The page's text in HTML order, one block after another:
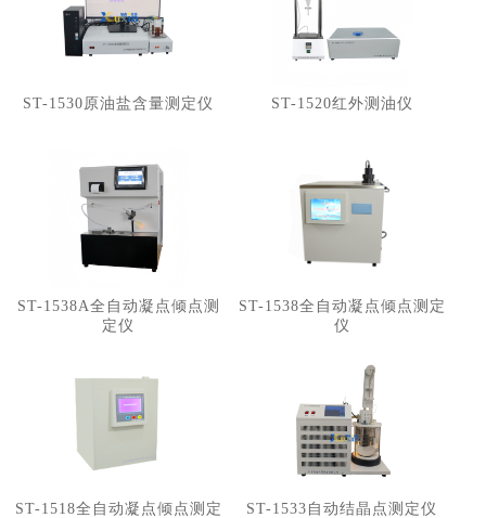
ST-1530原油盐含量测定仪 ST-1520红外测油仪
ST-1538A全自动凝点倾点测
定仪
ST-1538全自动凝点倾点测定
仪
ST-1518全自动凝点倾点测定 ST-1533自动结晶点测定仪